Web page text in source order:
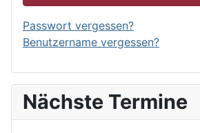
Passwort vergessen?
Benutzername vergessen?
Nächste Termine